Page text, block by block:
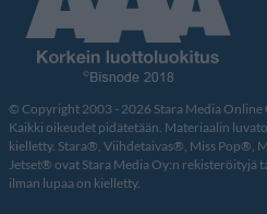
© Copyright 2003 - 2026 Stara Media Online
Kaikki oikeudet pidätetään. Materiaalin
kielletty. Stara®, Viihdetaivas®, Miss Pop®,
Jetset® ovat Stara Media Oy:n rekisteröityjä
ilman lupaa on kielletty.